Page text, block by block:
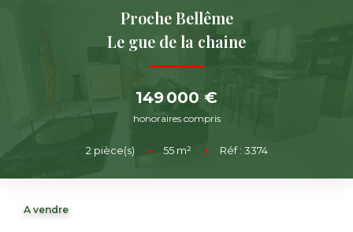
GESTION
NOTRE AGENCE
Proche Bellême
Le gue de la chaine
149 000 €
honoraires compris
2 pièce(s) • 55m² • Réf : 3374
A vendre